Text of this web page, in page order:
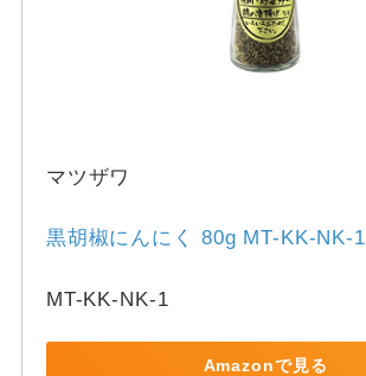
マツザワ
黒胡椒にんにく 80g MT-KK-NK-1
MT-KK-NK-1
Amazonで見る